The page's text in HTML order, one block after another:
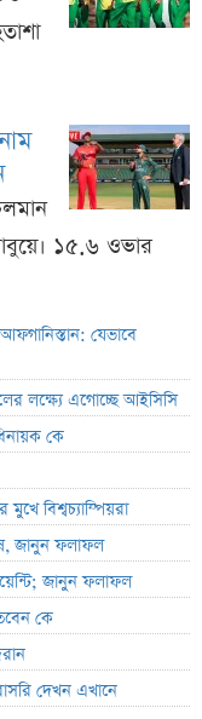
১৫.৬ ওভার
যেভাবে
লক্ষ্যে এগোচ্ছে আইসিসি
কে
বিশ্বচ্যাম্পিয়রা
জানুন ফলাফল
জানুন ফলাফল
কে
দেখন এখানে